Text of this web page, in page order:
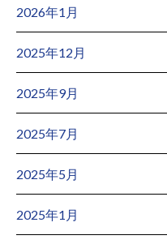
2026年1月
2025年12月
2025年9月
2025年7月
2025年5月
2025年1月